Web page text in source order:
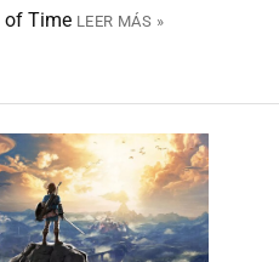
of Time LEER MÁS »